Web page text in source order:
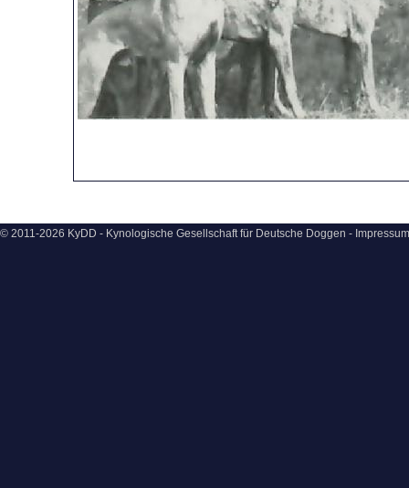
© 2011-2026 KyDD - Kynologische Gesellschaft für Deutsche Doggen - Impressum